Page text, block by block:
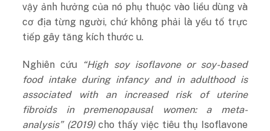
vậy ảnh hưởng của nó phụ thuộc vào liều dùng và
cơ địa từng người, chứ không phải là yếu tố trực
tiếp gây tăng kích thước u.
Nghiên cứu “High soy isoflavone or soy-based
food intake during infancy and in adulthood is
associated with an increased risk of uterine
fibroids in premenopausal women: a meta-
analysis” (2019)cho thấy việc tiêu thụ Isoflavone